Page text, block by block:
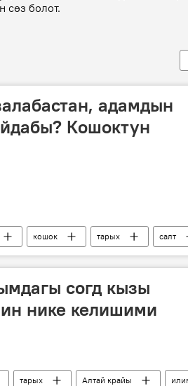
сөз болот.
адамдын
Кошоктун
кошок тарых салт
согд кызы
нике келишими
тарых Алтай крайы